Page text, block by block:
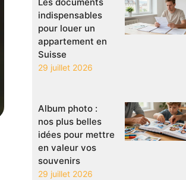
indispensables
pour louer un
appartement en
Suisse
29 juillet 2026
Album photo :
nos plus belles
idées pour mettre
en valeur vos
souvenirs
29 juillet 2026